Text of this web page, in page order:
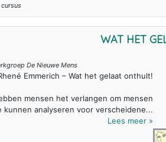
WAT HET
De Nieuwe Mens
Emmerich – Wat het gelaat onthult!
mensen het verlangen om mensen
kunnen analyseren voor verscheidene...
Lees meer »